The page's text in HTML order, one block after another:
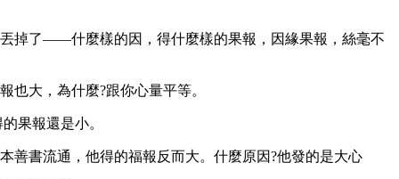
掉了——什麼樣的因，得什麼樣的果報，因緣果報，絲毫不
大，為什麼?跟你心量平等。
果報還是小。
書流通，他得的福報反而大。什麼原因?他發的是大心